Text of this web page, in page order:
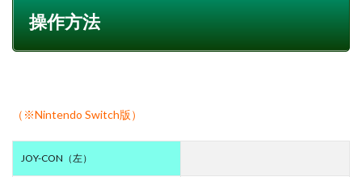
操作方法
（※Nintendo Switch版）
JOY-CON（左）